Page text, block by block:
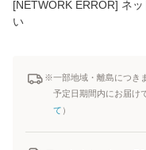
[NETWORK ERROR] ネ
い
※一部地域・離島につき
予定日期間内にお届け
て ）